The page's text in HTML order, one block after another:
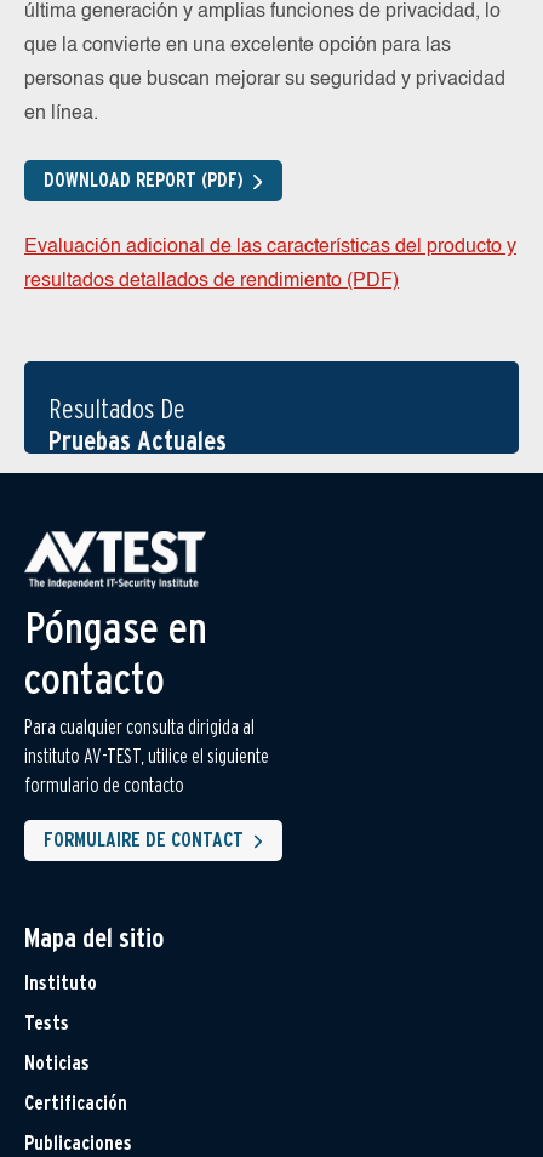
última generación y amplias funciones de privacidad, lo
que la convierte en una excelente opción para las
personas que buscan mejorar su seguridad y privacidad
en línea.
DOWNLOAD REPORT (PDF)
Evaluación adicional de las características del producto y
resultados detallados de rendimiento (PDF)
Resultados De
Pruebas Actuales
Póngase en
contacto
Para cualquier consulta dirigida al
instituto AV-TEST, utilice el siguiente
formulario de contacto
FORMULAIRE DE CONTACT
Mapa del sitio
Instituto
Tests
Noticias
Certificación
Publicaciones